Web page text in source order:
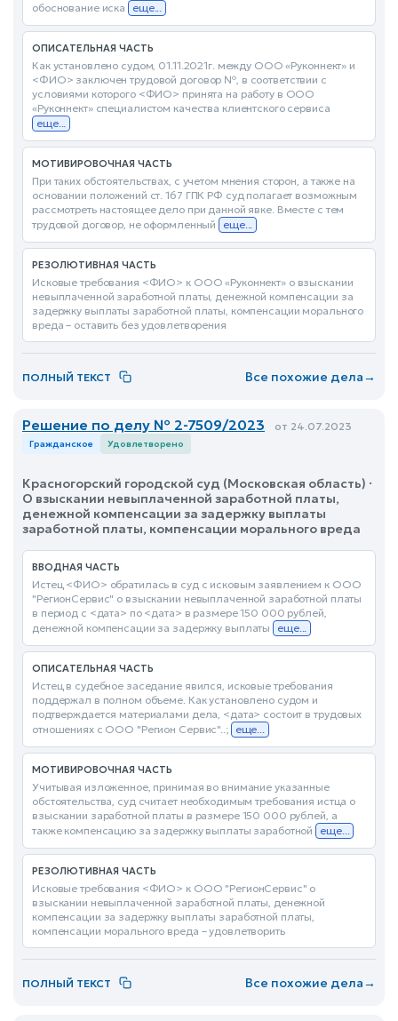
обоснование иска
еще...
ОПИСАТЕЛЬНАЯ ЧАСТЬ
Как установлено судом, 01.11.2021г. между ООО «Руконнект» и
<ФИО> заключен трудовой договор №, в соответствии с
условиями которого <ФИО> принята на работу в ООО
«Руконнект» специалистом качества клиентского сервиса
еще...
МОТИВИРОВОЧНАЯ ЧАСТЬ
При таких обстоятельствах, с учетом мнения сторон, а также на
основании положений ст. 167 ГПК РФ суд полагает возможным
рассмотреть настоящее дело при данной явке. Вместе с тем
трудовой договор, не оформленный еще...
РЕЗОЛЮТИВНАЯ ЧАСТЬ
Исковые требования <ФИО> к ООО «Руконнект» о взыскании
невыплаченной заработной платы, денежной компенсации за
задержку выплаты заработной платы, компенсации морального
вреда – оставить без удовлетворения
ПОЛНЫЙ ТЕКСТ Все похожие дела→
Решение по делу № 2-7509/2023 от 24.07.2023
Гражданское Удовлетворено
Красногорский городской суд (Московская область) ·
О взыскании невыплаченной заработной платы,
денежной компенсации за задержку выплаты
заработной платы, компенсации морального вреда
ВВОДНАЯ ЧАСТЬ
Истец <ФИО> обратилась в суд с исковым заявлением к ООО
"РегионСервис" о взыскании невыплаченной заработной платы
в период с <дата> по <дата> в размере 150 000 рублей,
денежной компенсации за задержку выплаты еще...
ОПИСАТЕЛЬНАЯ ЧАСТЬ
Истец в судебное заседание явился, исковые требования
поддержал в полном объеме. Как установлено судом и
подтверждается материалами дела, <дата> состоит в трудовых
отношениях с ООО "Регион Сервис"..; еще...
МОТИВИРОВОЧНАЯ ЧАСТЬ
Учитывая изложенное, принимая во внимание указанные
обстоятельства, суд считает необходимым требования истца о
взыскании заработной платы в размере 150 000 рублей, а
также компенсацию за задержку выплаты заработной еще...
РЕЗОЛЮТИВНАЯ ЧАСТЬ
Исковые требования <ФИО> к ООО "РегионСервис" о
взыскании невыплаченной заработной платы, денежной
компенсации за задержку выплаты заработной платы,
компенсации морального вреда – удовлетворить
ПОЛНЫЙ ТЕКСТ Все похожие дела→